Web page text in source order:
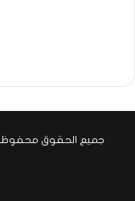
جميع الحقوق محفوظة